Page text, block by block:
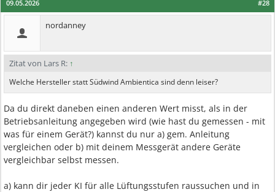
#28
09.05.2026
nordanney
Zitat von Lars R: ↑
Welche Hersteller statt Südwind Ambientica sind denn leiser?
Da du direkt daneben einen anderen Wert misst, als in der
Betriebsanleitung angegeben wird (wie hast du gemessen - mit
was für einem Gerät?) kannst du nur a) gem. Anleitung
vergleichen oder b) mit deinem Messgerät andere Geräte
vergleichbar selbst messen.
a) kann dir jeder KI für alle Lüftungsstufen raussuchen und in